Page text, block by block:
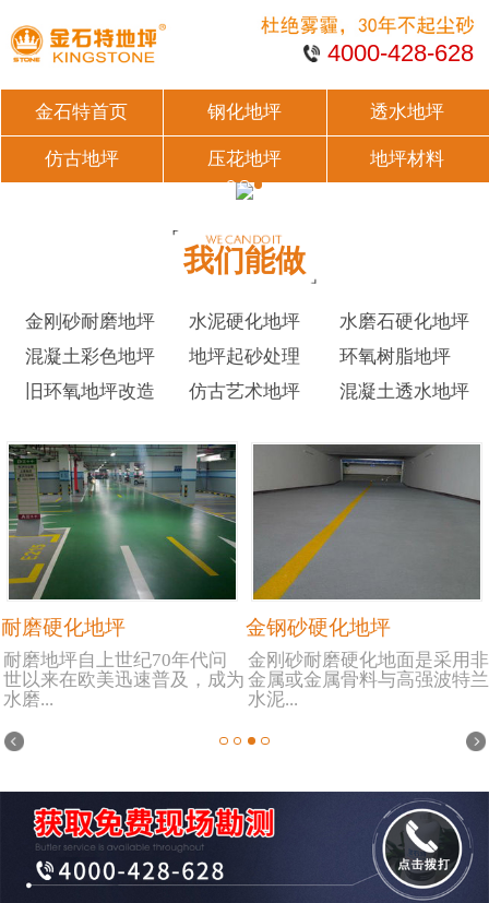
4000-428-628
金石特首页 钢化地坪 透水地坪
仿古地坪 压花地坪 地坪材料
我们能做
金刚砂耐磨地坪 水泥硬化地坪
水磨石硬化地坪
混凝土彩色地坪
地坪起砂处理
环氧树脂地坪
旧环氧地坪改造
仿古艺术地坪 混凝土透水地坪
耐磨硬化地坪
耐磨地坪自上世纪70年代问
世以来在欧美迅速普及，成为
水磨...
金钢砂硬化地坪
金刚砂耐磨硬化地面是采用非
金属或金属骨料与高强波特兰
水泥...